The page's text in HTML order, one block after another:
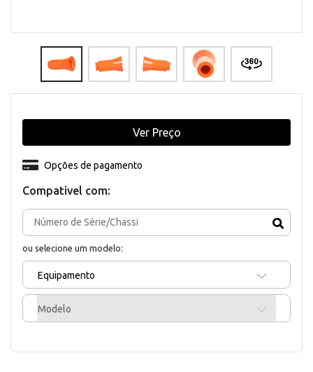
Compativel com:
ou selecione um modelo:
Equipamento
Modelo
Opções de pagamento
Ver Preço